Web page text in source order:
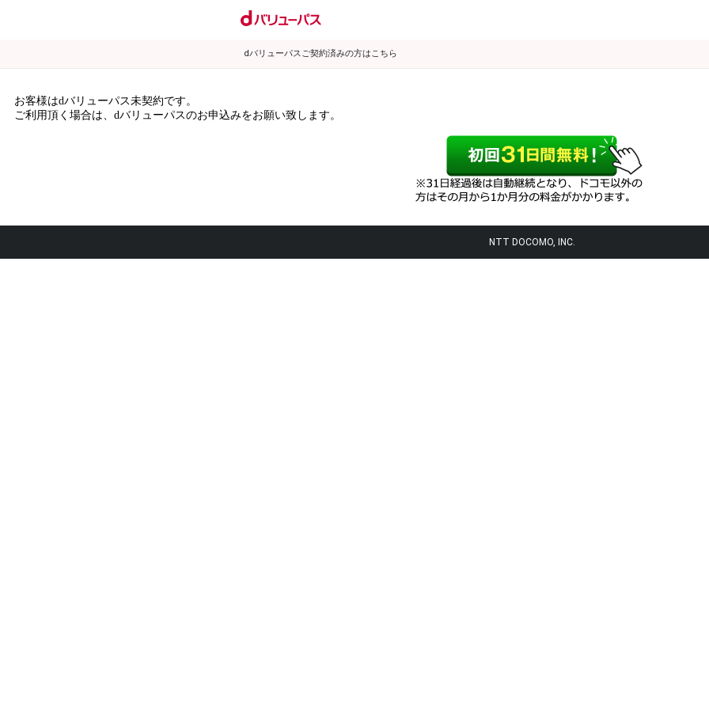
dバリューパスご契約済みの方はこちら
お客様はdバリューパス未契約です。
ご利用頂く場合は、dバリューパスのお申込みをお願い致します。
NTT DOCOMO, INC.